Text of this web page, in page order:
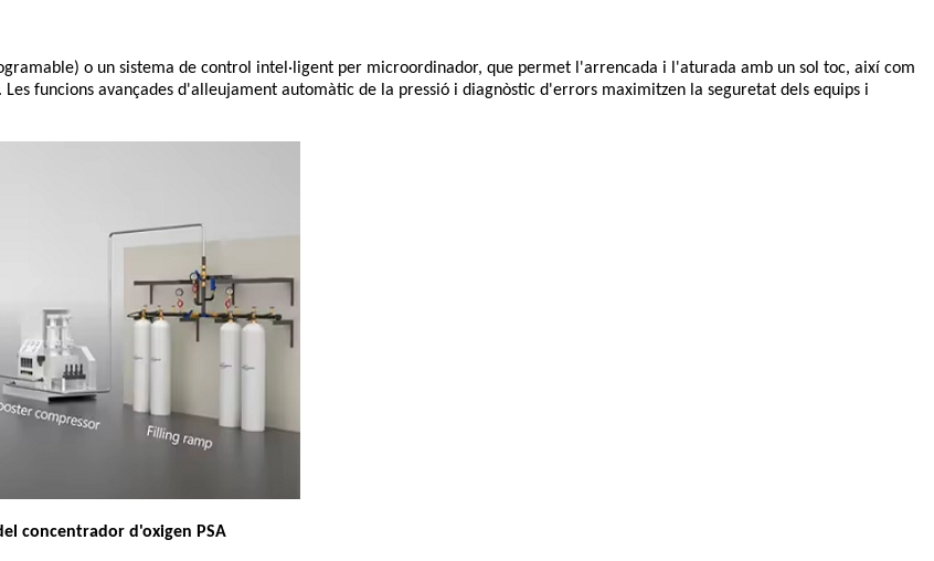
o un sistema de control intel·ligent per microordinador, que permet l'arrencada i l'aturada amb un sol toc, així com
funcions avançades d'alleujament automàtic de la pressió i diagnòstic d'errors maximitzen la seguretat dels equips i
concentrador d'oxigen PSA